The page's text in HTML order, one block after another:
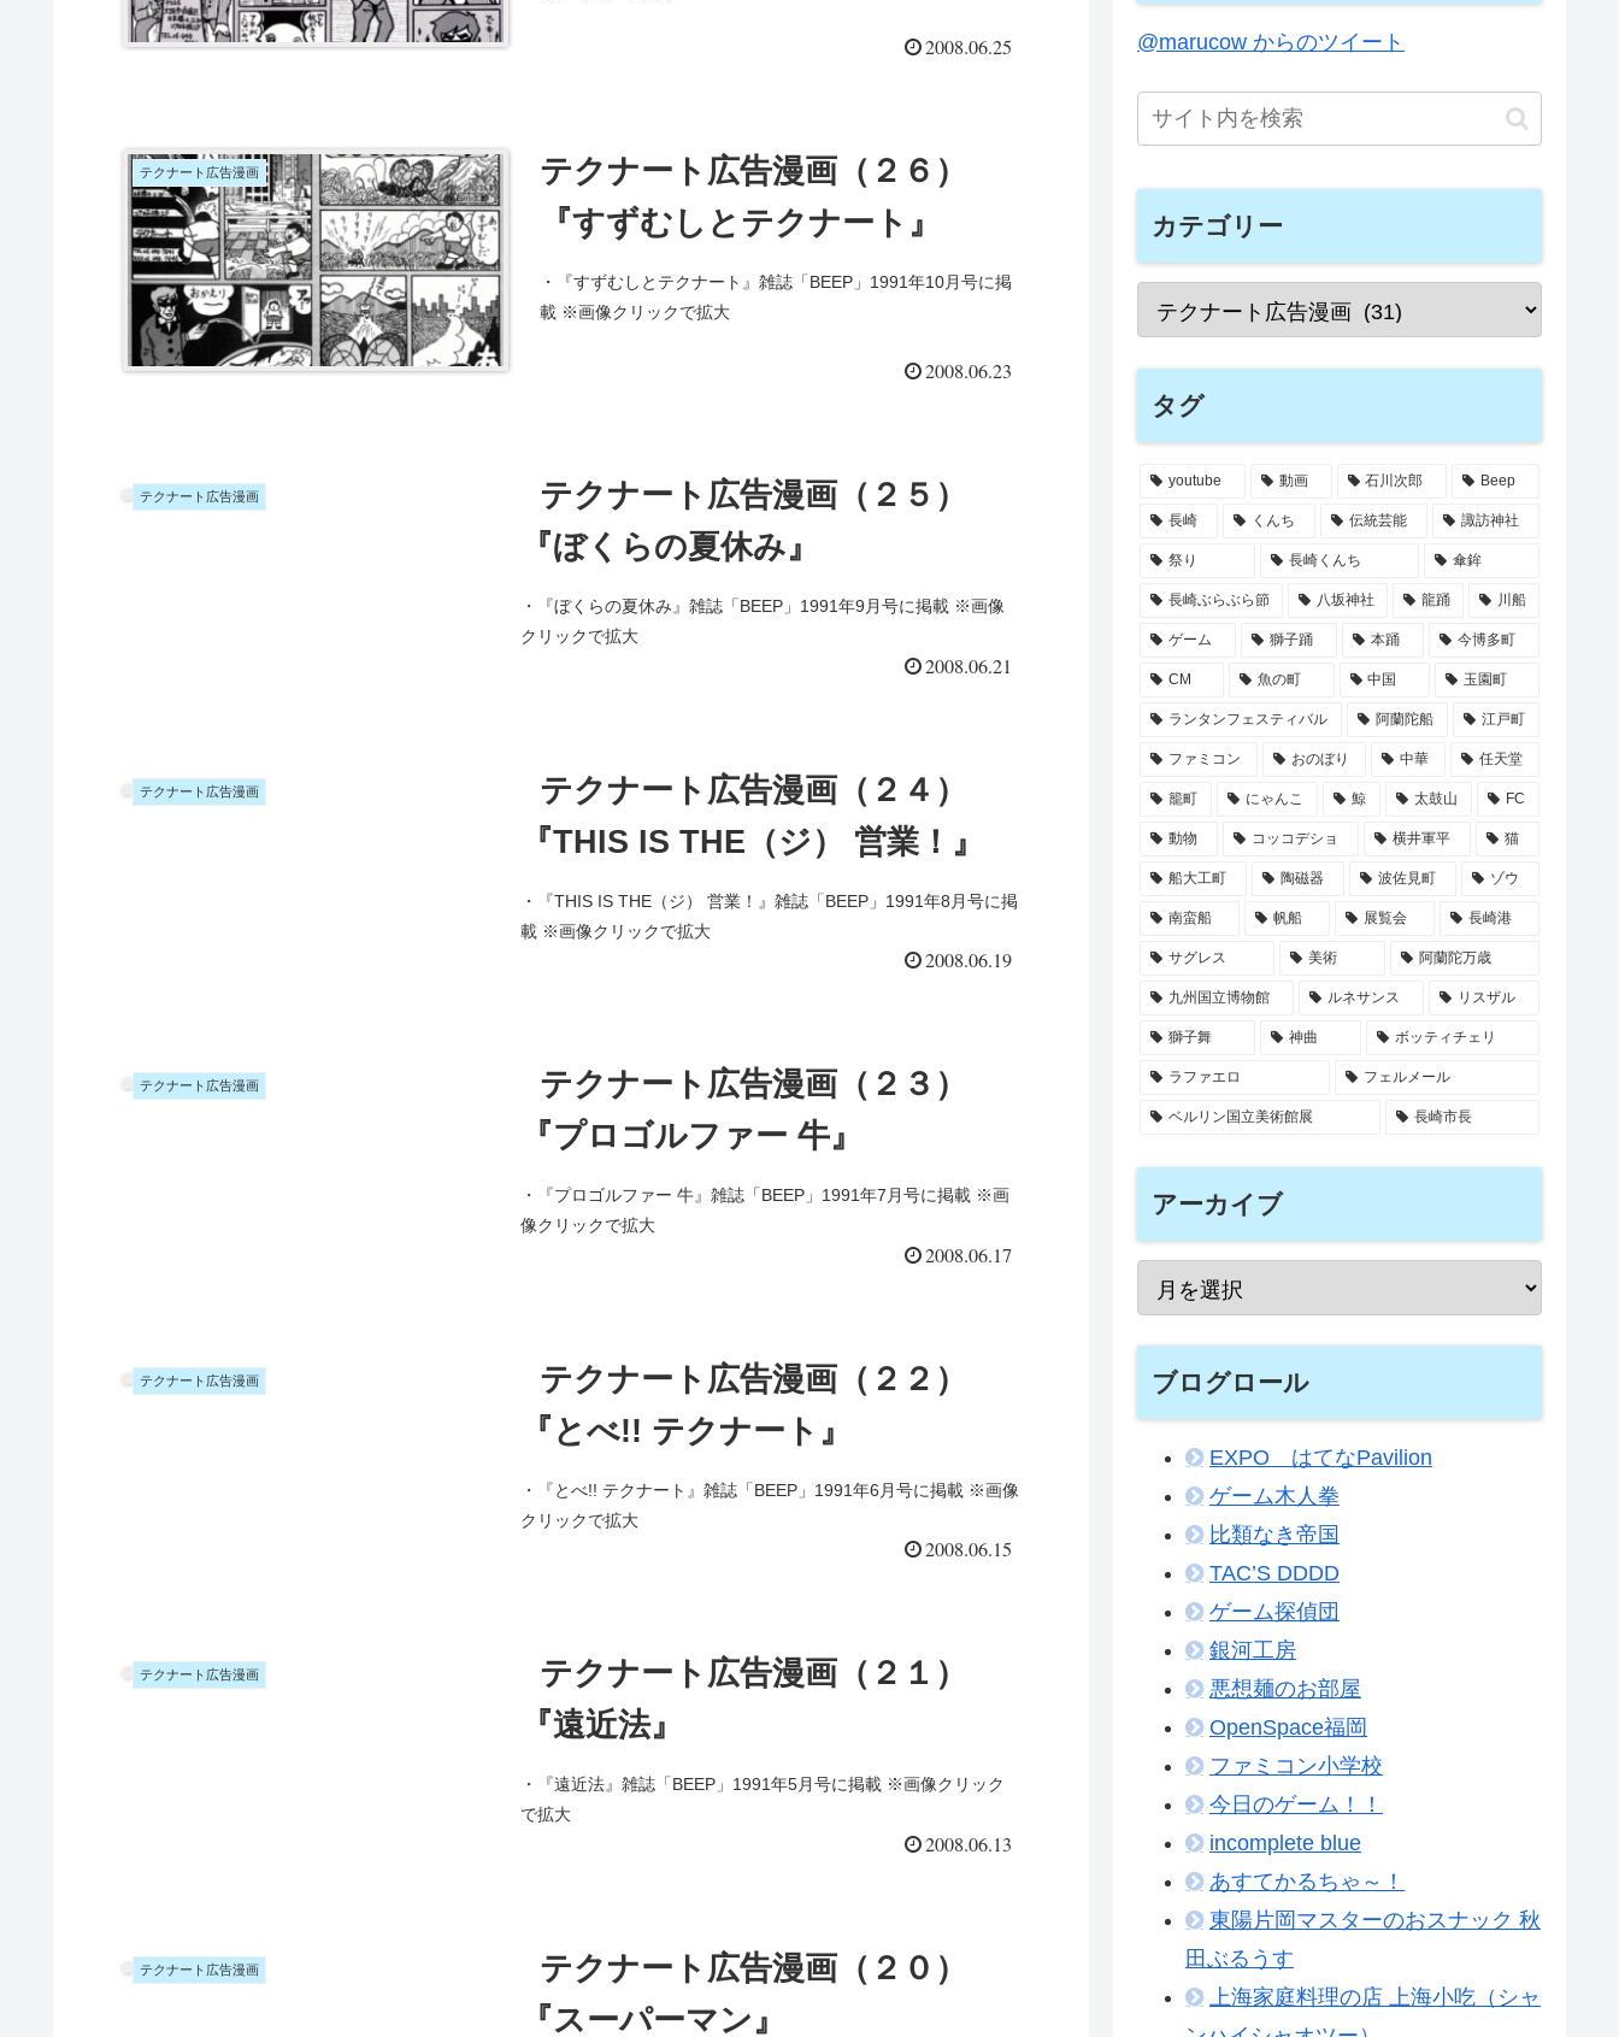
2008.06.25
テクナート広告漫画
テクナート広告漫画（２６）
『すずむしとテクナート』
・『すずむしとテクナート』雑誌「BEEP」1991年10月号に掲
載 ※画像クリックで拡大
2008.06.23
テクナート広告漫画
テクナート広告漫画（２５）
『ぼくらの夏休み』
・『ぼくらの夏休み』雑誌「BEEP」1991年9月号に掲載 ※画像
クリックで拡大
2008.06.21
テクナート広告漫画
テクナート広告漫画（２４）
『THIS IS THE（ジ） 営業！』
・『THIS IS THE（ジ） 営業！』雑誌「BEEP」1991年8月号に掲
載 ※画像クリックで拡大
2008.06.19
テクナート広告漫画
テクナート広告漫画（２３）
『プロゴルファー 牛』
・『プロゴルファー 牛』雑誌「BEEP」1991年7月号に掲載 ※画
像クリックで拡大
2008.06.17
テクナート広告漫画
テクナート広告漫画（２２）
『とべ!! テクナート』
・『とべ!! テクナート』雑誌「BEEP」1991年6月号に掲載 ※画像
クリックで拡大
2008.06.15
テクナート広告漫画
テクナート広告漫画（２１）
『遠近法』
・『遠近法』雑誌「BEEP」1991年5月号に掲載 ※画像クリック
で拡大
2008.06.13
テクナート広告漫画
テクナート広告漫画（２０）
『スーパーマン』
@marucow からのツイート
カテゴリー
タグ
youtube 動画 石川次郎 Beep
長崎 くんち 伝統芸能 諏訪神社
祭り 長崎くんち 傘鉾
長崎ぶらぶら節 八坂神社 龍踊 川船
ゲーム 獅子踊 本踊 今博多町
CM 魚の町 中国 玉園町
ランタンフェスティバル 阿蘭陀船 江戸町
ファミコン おのぼり 中華 任天堂
籠町 にゃんこ 鯨 太鼓山 FC
動物 コッコデショ 横井軍平 猫
船大工町 陶磁器 波佐見町 ゾウ
南蛮船 帆船 展覧会 長崎港
サグレス 美術 阿蘭陀万歳
九州国立博物館 ルネサンス リスザル
獅子舞 神曲 ボッティチェリ
ラファエロ フェルメール
ベルリン国立美術館展 長崎市長
アーカイブ
ブログロール
EXPO はてなPavilion
ゲーム木人拳
比類なき帝国
TAC’S DDDD
ゲーム探偵団
銀河工房
悪想麺のお部屋
OpenSpace福岡
ファミコン小学校
今日のゲーム！！
incomplete blue
あすてかるちゃ～！
東陽片岡マスターのおスナック 秋
田ぶるうす
上海家庭料理の店 上海小吃（シャ